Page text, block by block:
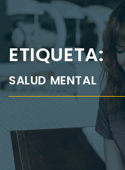
ETIQUETA:
SALUD MENTAL